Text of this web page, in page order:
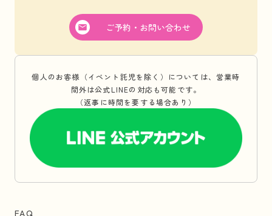
ご予約・お問い合わせ
個人のお客様（イベント託児を除く）については、営業時
間外は公式LINEの対応も可能です。
（返事に時間を要する場合あり）
FAQ